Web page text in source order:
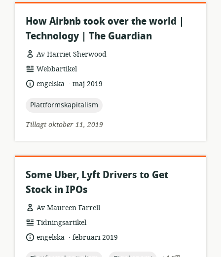
How Airbnb took over the world |
Technology | The Guardian
Av Harriet Sherwood
resursformat:
Webbartikel
språk:engelska .
publiceringsdatum:
maj 2019
topic:
Plattformskapitalism
Tillagt oktober 11, 2019
Some Uber, Lyft Drivers to Get
Stock in IPOs
Av Maureen Farrell
resursformat:
Tidningsartikel
språk:engelska .
publiceringsdatum:
februari 2019